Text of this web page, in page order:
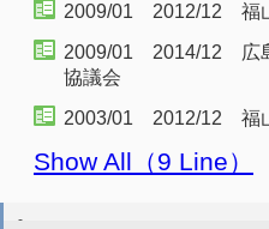
2009/01 2012/12 福
2009/01 2014/12 広
協議会
2003/01 2012/12 福
Show All（9 Line）
-